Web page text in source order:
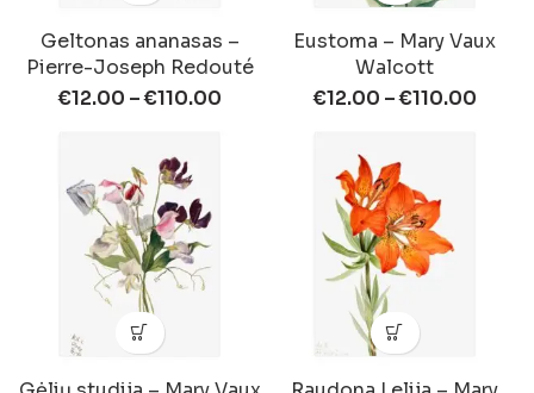
Geltonas ananasas –
Pierre-Joseph Redouté
€12.00 –€110.00
Eustoma – Mary Vaux
Walcott
€12.00 –€110.00